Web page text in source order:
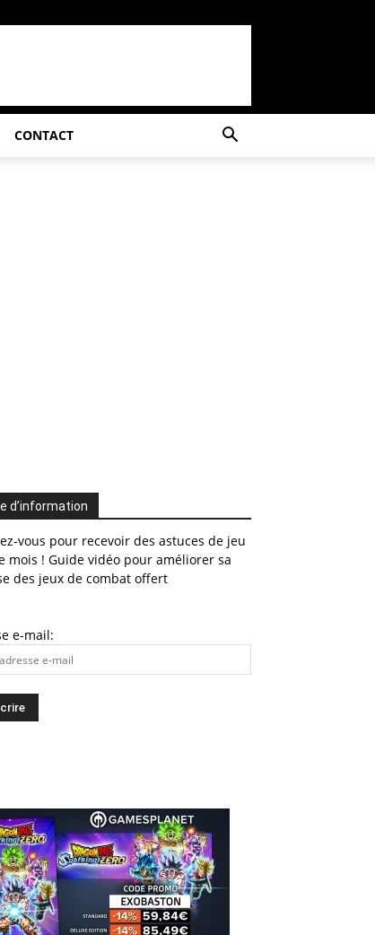
CONTACT
d’information
vous pour recevoir des astuces de jeu
mois ! Guide vidéo pour améliorer sa
des jeux de combat offert
e-mail: